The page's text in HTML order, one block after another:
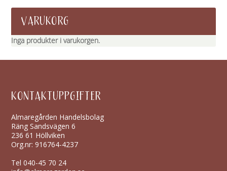
VARUKORG
Inga produkter i varukorgen.
KONTAKTUPPGIFTER
Almaregården Handelsbolag
Räng Sandsvägen 6
236 61 Höllviken
Org.nr: 916764-4237
Tel040-45 70 24